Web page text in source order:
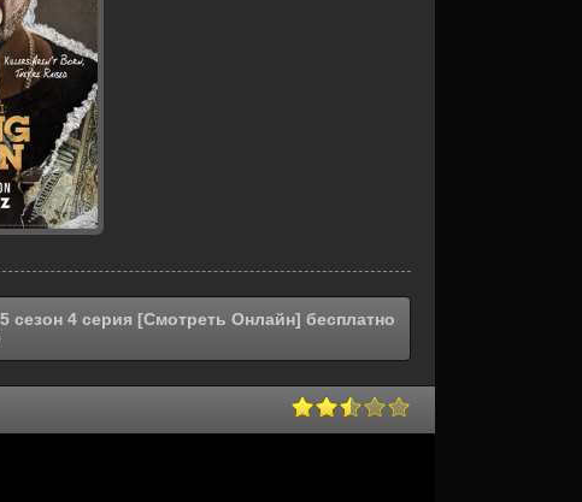
сезон 4 серия [Смотреть Онлайн] бесплатно